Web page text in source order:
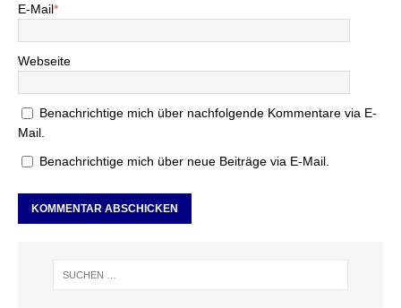
E-Mail*
Webseite
Benachrichtige mich über nachfolgende Kommentare via E-
Mail.
Benachrichtige mich über neue Beiträge via E-Mail.